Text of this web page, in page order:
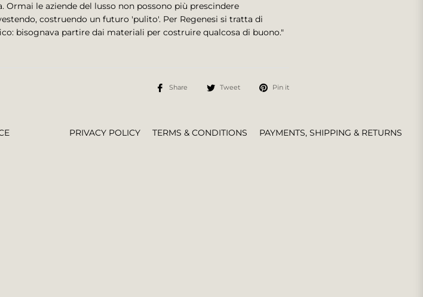
le aziende del lusso non possono più prescindere
costruendo un futuro 'pulito'. Per Regenesi si tratta di
bisognava partire dai materiali per costruire qualcosa di buono."
Share Tweet Pin it
PAYMENTS, SHIPPING & RETURNS
TERMS & CONDITIONS
PRIVACY POLICY